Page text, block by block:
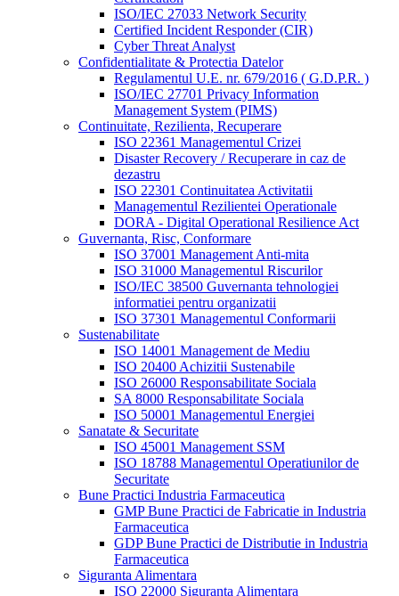
ISO/IEC 27033 Network Security
Certified Incident Responder (CIR)
Cyber Threat Analyst
Confidentialitate & Protectia Datelor
Regulamentul U.E. nr. 679/2016 ( G.D.P.R. )
ISO/IEC 27701 Privacy Information
Management System (PIMS)
Continuitate, Rezilienta, Recuperare
ISO 22361 Managementul Crizei
Disaster Recovery / Recuperare in caz de
dezastru
ISO 22301 Continuitatea Activitatii
Managementul Rezilientei Operationale
DORA - Digital Operational Resilience Act
Guvernanta, Risc, Conformare
ISO 37001 Management Anti-mita
ISO 31000 Managementul Riscurilor
ISO/IEC 38500 Guvernanta tehnologiei
informatiei pentru organizatii
ISO 37301 Managementul Conformarii
Sustenabilitate
ISO 14001 Management de Mediu
ISO 20400 Achizitii Sustenabile
ISO 26000 Responsabilitate Sociala
SA 8000 Responsabilitate Sociala
ISO 50001 Managementul Energiei
Sanatate & Securitate
ISO 45001 Management SSM
ISO 18788 Managementul Operatiunilor de
Securitate
Bune Practici Industria Farmaceutica
GMP Bune Practici de Fabricatie in Industria
Farmaceutica
GDP Bune Practici de Distributie in Industria
Farmaceutica
Siguranta Alimentara
ISO 22000 Siguranta Alimentara